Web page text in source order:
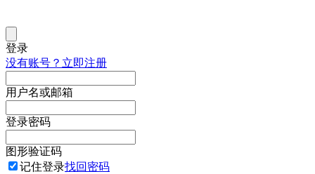
登录
没有账号？立即注册
用户名或邮箱
登录密码
图形验证码
记住登录找回密码